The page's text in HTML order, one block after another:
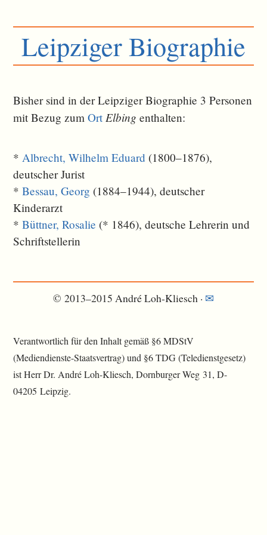
Leipziger Biographie
Bisher sind in der Leipziger Biographie 3 Personen
mit Bezug zumOrt Elbing ent­halten:
* Albrecht, Wilhelm Eduard (1800–1876),
deutscher Jurist
*Bessau, Georg (1884–1944), deutscher
Kinderarzt
*Büttner, Rosalie (* 1846), deutsche Lehrerin und
Schriftstellerin
© 2013–2015 André Loh-Kliesch · ✉
Verantwortlich für den Inhalt gemäß §6 MDStV
(Mediendienste-Staatsvertrag) und §6 TDG (Teledienstgesetz)
ist Herr Dr. André Loh-Kliesch, Dornburger Weg 31, D-
04205 Leipzig.